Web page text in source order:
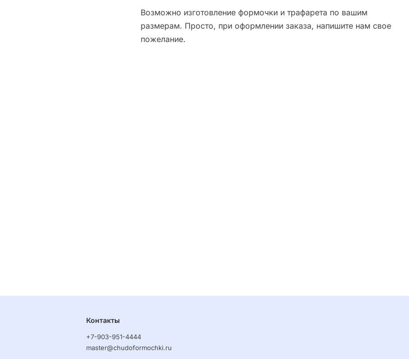
Возможно изготовление формочки и трафарета по вашим
размерам. Просто, при оформлении заказа, напишите нам свое
пожелание.
Контакты
+7-903-951-4444
master@chudoformochki.ru